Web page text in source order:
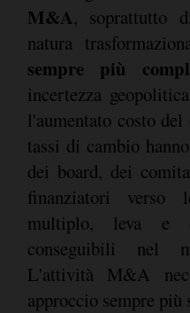
M&A, soprattutto
natura
sempre più
incertezza
l'aumentato costo
tassi di cambio
dei board, dei
finanziatori verso
multiplo, leva e
conseguibili nel
L'attività M&A
approccio sempre